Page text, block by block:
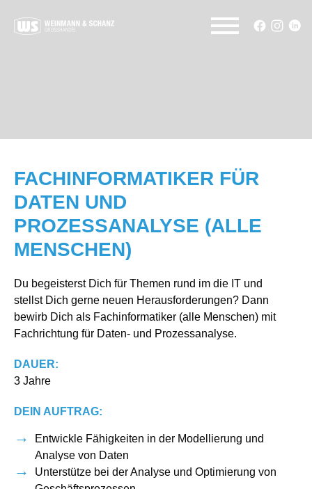
FACHINFORMATIKER FÜR
DATEN UND
PROZESSANALYSE (ALLE
MENSCHEN)
Du begeisterst Dich für Themen rund im die IT und
stellst Dich gerne neuen Herausforderungen? Dann
bewirb Dich als Fachinformatiker (alle Menschen) mit
Fachrichtung für Daten- und Prozessanalyse.
DAUER:
3 Jahre
DEIN AUFTRAG:
Entwickle Fähigkeiten in der Modellierung und
Analyse von Daten
Unterstütze bei der Analyse und Optimierung von